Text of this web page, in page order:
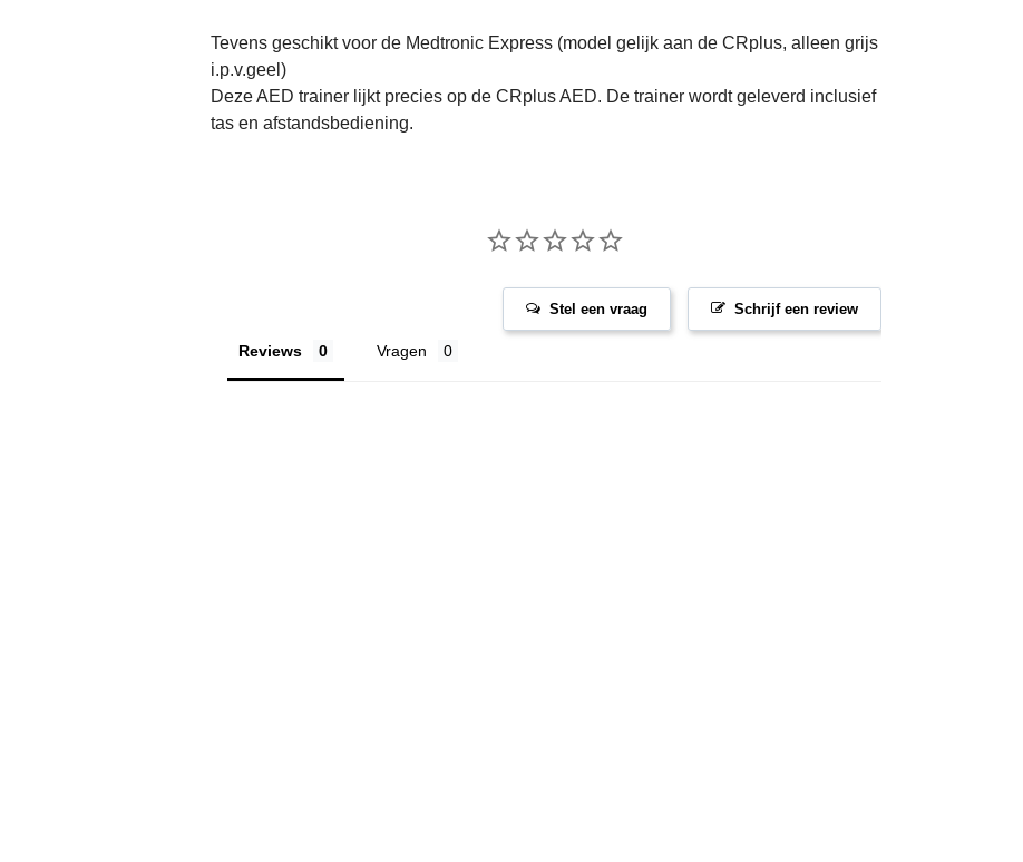
Tevens geschikt voor de Medtronic Express (model gelijk aan de CRplus, alleen grijs
i.p.v.geel)
Deze AED trainer lijkt precies op de CRplus AED. De trainer wordt geleverd inclusief
tas en afstandsbediening.
Schrijf een review
Stel een vraag
Reviews Vragen